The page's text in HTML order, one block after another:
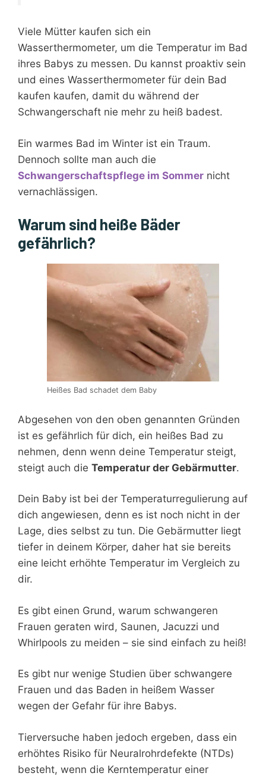
Viele Mütter kaufen sich ein
Wasserthermometer, um die Temperatur im Bad
ihres Babys zu messen. Du kannst proaktiv sein
und eines Wasserthermometer für dein Bad
kaufen kaufen, damit du während der
Schwangerschaft nie mehr zu heiß badest.
Ein warmes Bad im Winter ist ein Traum.
Dennoch sollte man auch die
Schwangerschaftspflege im Sommer nicht
vernachlässigen.
Warum sind heiße Bäder
gefährlich?
Heißes Bad schadet dem Baby
Abgesehen von den oben genannten Gründen
ist es gefährlich für dich, ein heißes Bad zu
nehmen, denn wenn deine Temperatur steigt,
steigt auch die Temperatur der Gebärmutter.
Dein Baby ist bei der Temperaturregulierung auf
dich angewiesen, denn es ist noch nicht in der
Lage, dies selbst zu tun. Die Gebärmutter liegt
tiefer in deinem Körper, daher hat sie bereits
eine leicht erhöhte Temperatur im Vergleich zu
dir.
Es gibt einen Grund, warum schwangeren
Frauen geraten wird, Saunen, Jacuzzi und
Whirlpools zu meiden – sie sind einfach zu heiß!
Es gibt nur wenige Studien über schwangere
Frauen und das Baden in heißem Wasser
wegen der Gefahr für ihre Babys.
Tierversuche haben jedoch ergeben, dass ein
erhöhtes Risiko für Neuralrohrdefekte (NTDs)
besteht, wenn die Kerntemperatur einer